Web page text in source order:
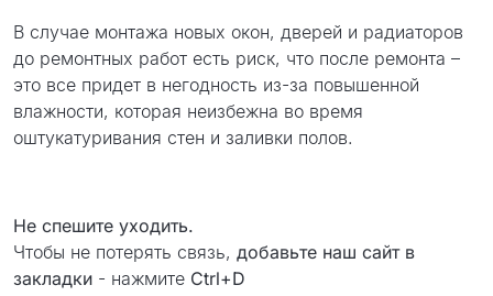
В случае монтажа новых окон, дверей и радиаторов
до ремонтных работ есть риск, что после ремонта –
это все придет в негодность из-за повышенной
влажности, которая неизбежна во время
оштукатуривания стен и заливки полов.
Не спешите уходить.
Чтобы не потерять связь, добавьте наш сайт в
закладки - нажмите Ctrl+D